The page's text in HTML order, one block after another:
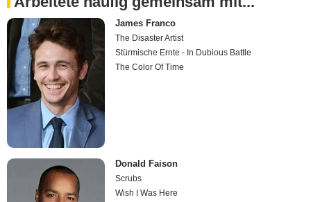
James Franco
The Disaster Artist
Stürmische Ernte - In Dubious Battle
The Color Of Time
Donald Faison
Scrubs
Wish I Was Here